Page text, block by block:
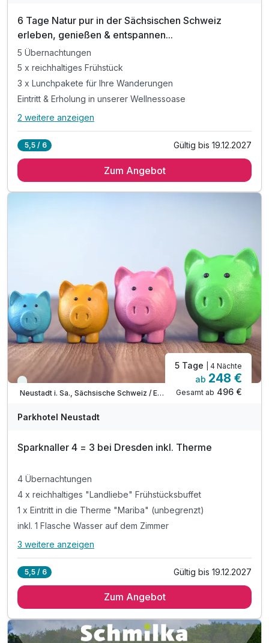
6 Tage Natur pur in der Sächsischen Schweiz
erleben, genießen & entspannen...
5 Übernachtungen
5 x reichhaltiges Frühstück
3 x Lunchpakete für Ihre Wanderungen
Eintritt & Erholung in unserer Wellnessoase
Alle Inklusivleistungen
5 x reichhaltiges Frühstück
2 weitere anzeigen
5,5 / 6 Gültig bis 19.12.2027
Zum Angebot
Immer verfügbar
Neustadt i. Sa., Sächsische Schweiz / Elbsandsteingebirge
5 Tage | 4 Nächte
ab 248 €
Gesamt ab 496 €
Parkhotel Neustadt
Sparknaller 4 = 3 bei Dresden inkl. Therme
4 Übernachtungen
4 x reichhaltiges "Landliebe" Frühstücksbuffet
1 x Eintritt in die Therme "Mariba" (unbegrenzt)
inkl. 1 Flasche Wasser auf dem Zimmer
Alle Inklusivleistungen
4 x reichhaltiges "Landliebe" Frühstücksbuffet
inkl. 1 Flasche Wasser auf dem Zimmer
3 weitere anzeigen
5,5 / 6 Gültig bis 19.12.2027
Zum Angebot